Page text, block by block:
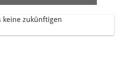
keine zukünftigen